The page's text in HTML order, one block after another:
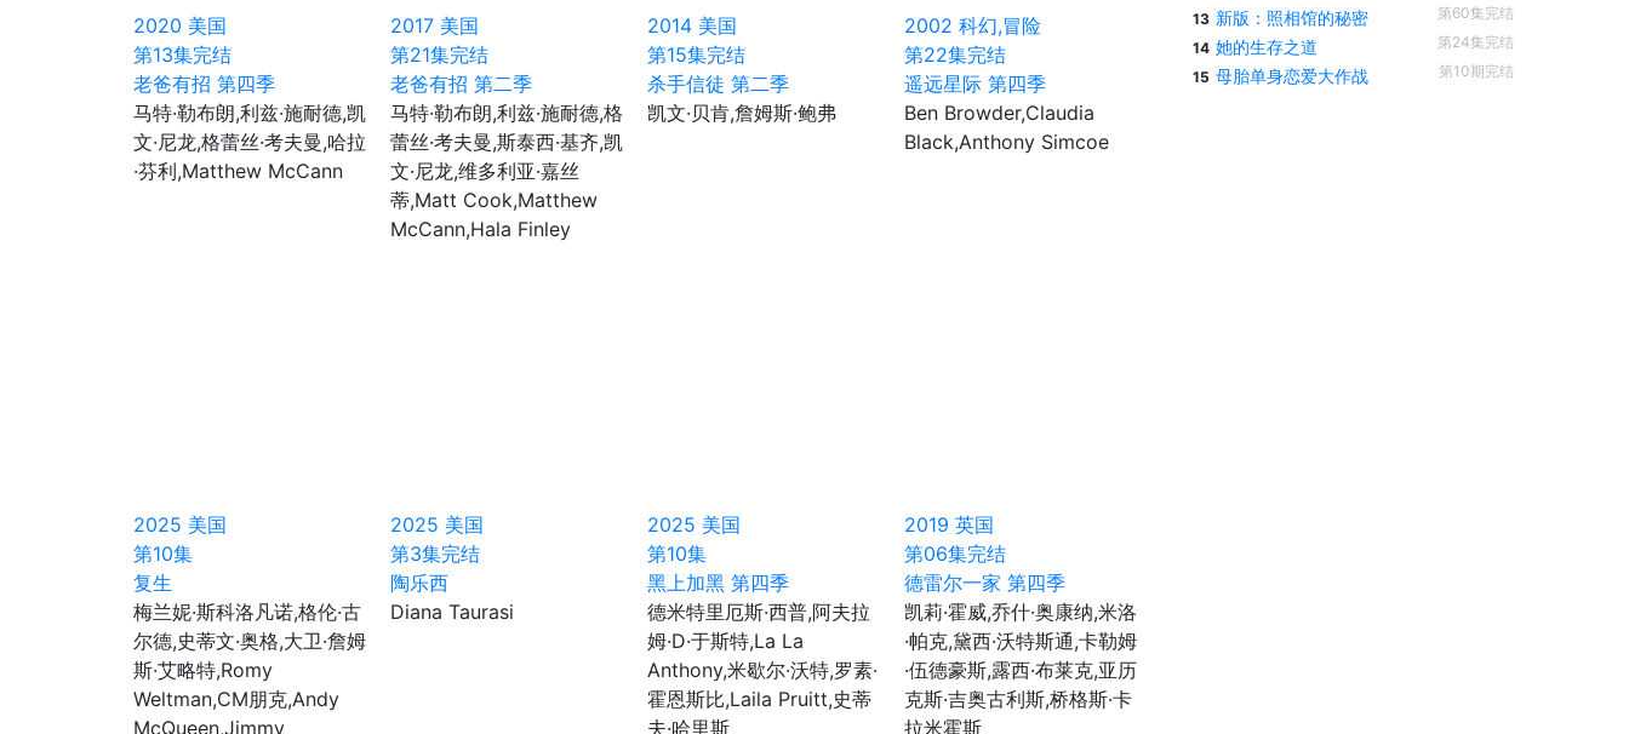
2020 美国
第13集完结
老爸有招 第四季
马特·勒布朗,利兹·施耐德,凯
文·尼龙,格蕾丝·考夫曼,哈拉
·芬利,Matthew McCann
2017 美国
第21集完结
老爸有招 第二季
马特·勒布朗,利兹·施耐德,格
蕾丝·考夫曼,斯泰西·基齐,凯
文·尼龙,维多利亚·嘉丝
蒂,Matt Cook,Matthew
McCann,Hala Finley
2014 美国
第15集完结
杀手信徒 第二季
凯文·贝肯,詹姆斯·鲍弗
2002 科幻,冒险
第22集完结
遥远星际 第四季
Ben Browder,Claudia
Black,Anthony Simcoe
2025 美国
第10集
复生
梅兰妮·斯科洛凡诺,格伦·古
尔德,史蒂文·奥格,大卫·詹姆
斯·艾略特,Romy
Weltman,CM朋克,Andy
McQueen,Jimmy
2025 美国
第3集完结
陶乐西
Diana Taurasi
2025 美国
第10集
黑上加黑 第四季
德米特里厄斯·西普,阿夫拉
姆·D·于斯特,La La
Anthony,米歇尔·沃特,罗素·
霍恩斯比,Laila Pruitt,史蒂
夫·哈里斯
2019 英国
第06集完结
德雷尔一家 第四季
凯莉·霍威,乔什·奥康纳,米洛
·帕克,黛西·沃特斯通,卡勒姆
·伍德豪斯,露西·布莱克,亚历
克斯·吉奥古利斯,桥格斯·卡
拉米霍斯
13 新版：照相馆的秘密
第60集完结
14 她的生存之道
第24集完结
15 母胎单身恋爱大作战 第10期完结